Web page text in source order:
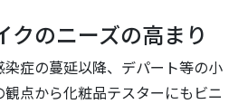
クのニーズの高まり
症の蔓延以降、デパート等の小
点から化粧品テスターにもビニ